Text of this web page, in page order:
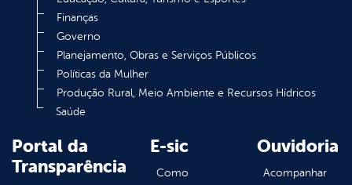
Finanças
Governo
Planejamento, Obras e Serviços Públicos
Políticas da Mulher
Produção Rural, Meio Ambiente e Recursos Hídricos
Saúde
Portal da
Transparência
E-sic
Como
Ouvidoria
Acompanhar